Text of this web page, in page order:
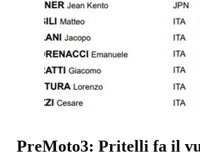
PreMoto3: Pritelli fa il